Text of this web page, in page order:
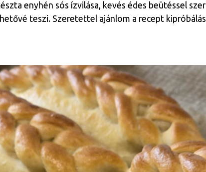
enyhén sós ízvilása, kevés édes beütéssel
teszi. Szeretettel ajánlom a recept